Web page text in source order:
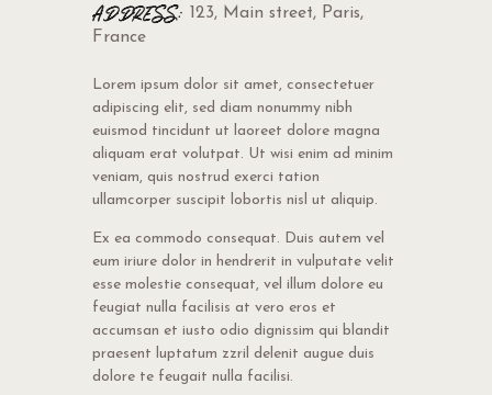
ADDRESS:123, Main street, Paris,
France
Lorem ipsum dolor sit amet, consectetuer
adipiscing elit, sed diam nonummy nibh
euismod tincidunt ut laoreet dolore magna
aliquam erat volutpat. Ut wisi enim ad minim
veniam, quis nostrud exerci tation
ullamcorper suscipit lobortis nisl ut aliquip.
Ex ea commodo consequat. Duis autem vel
eum iriure dolor in hendrerit in vulputate velit
esse molestie consequat, vel illum dolore eu
feugiat nulla facilisis at vero eros et
accumsan et iusto odio dignissim qui blandit
praesent luptatum zzril delenit augue duis
dolore te feugait nulla facilisi.